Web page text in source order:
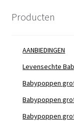
Producten
AANBIEDINGEN
Levensechte
Babypoppen
Babypoppen
Babypoppen